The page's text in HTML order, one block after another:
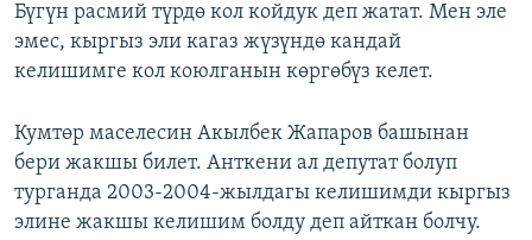
Бүгүн расмий түрдө кол койдук деп жатат. Мен эле
эмес, кыргыз эли кагаз жүзүндө кандай
келишимге кол коюлганын көргөбүз келет.
Кумтөр маселесин Акылбек Жапаров башынан
бери жакшы билет. Анткени ал депутат болуп
турганда 2003-2004-жылдагы келишимди кыргыз
элине жакшы келишим болду деп айткан болчу.